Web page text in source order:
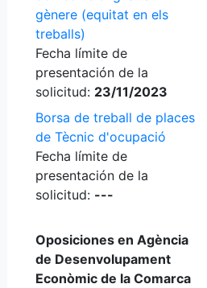
gènere (equitat en els
treballs)
Fecha límite de
presentación de la
solicitud: 23/11/2023
Borsa de treball de places
de Tècnic d'ocupació
Fecha límite de
presentación de la
solicitud: ---
Oposiciones en Agència
de Desenvolupament
Econòmic de la Comarca